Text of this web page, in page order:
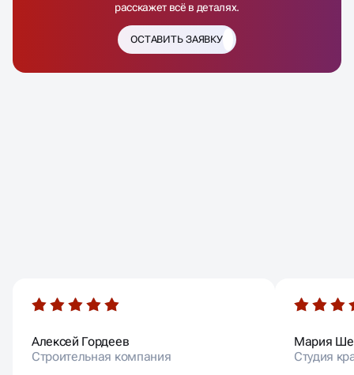
расскажет всё в деталях.
ОСТАВИТЬ ЗАЯВКУ
Алексей Гордеев
Строительная компания
Мария
Студия